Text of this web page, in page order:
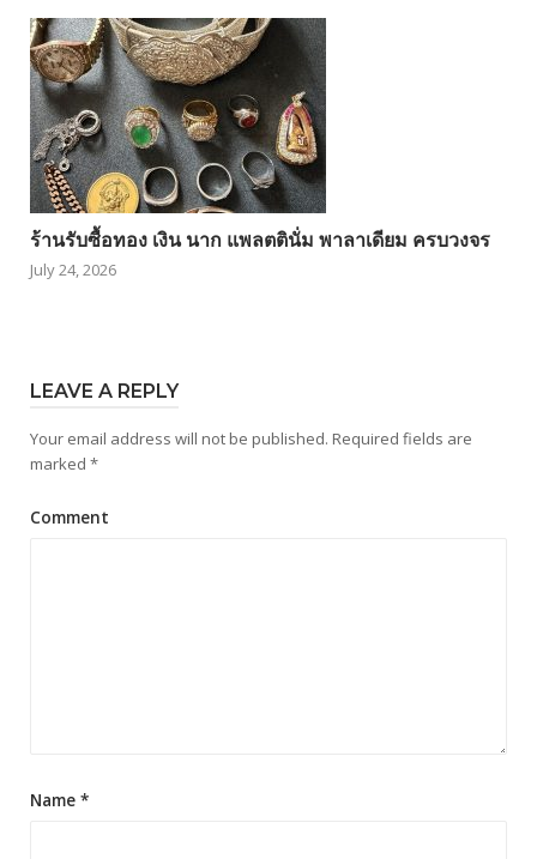
ร้านรับซื้อทอง เงิน นาก แพลตตินั่ม พาลาเดียม ครบวงจร
July 24, 2026
LEAVE A REPLY
Your email address will not be published. Required fields are
marked *
Comment
Name *